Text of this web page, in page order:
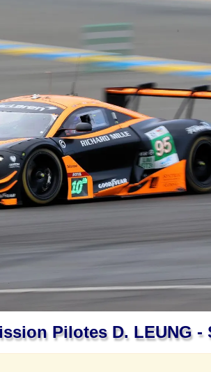
Pilotes D. LEUNG